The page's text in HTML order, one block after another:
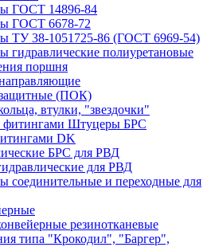
ГОСТ 14896-84
ГОСТ 6678-72
ТУ 38-1051725-86 (ГОСТ 6969-54)
гидравлические полиуретановые
поршня
(ПОК)
втулки, "звездочки"
фитингами Штуцеры БРС
DK
БРС для РВД
для РВД
соединительные и переходные для
резинотканевые
типа "Крокодил", "Баргер",